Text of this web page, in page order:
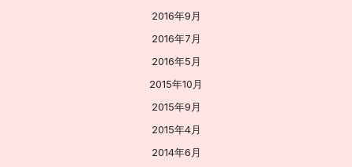
2016年9月
2016年7月
2016年5月
2015年10月
2015年9月
2015年4月
2014年6月